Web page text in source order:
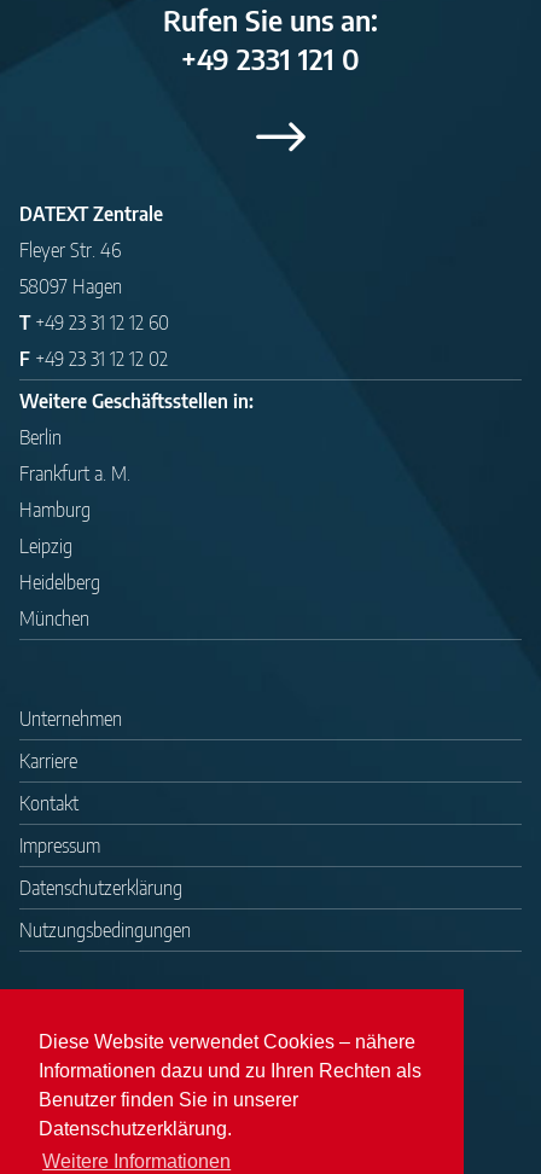
Diese Website verwendet Cookies – nähere
Informationen dazu und zu Ihren Rechten als
Benutzer finden Sie in unserer
Datenschutzerklärung.
Weitere Informationen
Rufen Sie uns an:
+49 2331 121 0
DATEXT Zentrale
Fleyer Str. 46
58097 Hagen
T+49 23 31 12 12 60
F +49 23 31 12 12 02
Weitere Geschäftsstellen in:
Berlin
Frankfurt a. M.
Hamburg
Leipzig
Heidelberg
München
Unternehmen
Karriere
Kontakt
Impressum
Datenschutzerklärung
Nutzungsbedingungen